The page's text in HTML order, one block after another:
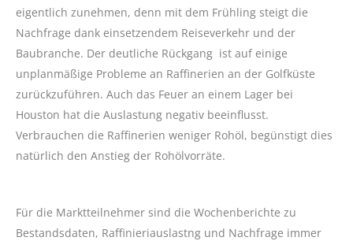
eigentlich zunehmen, denn mit dem Frühling steigt die
Nachfrage dank einsetzendem Reiseverkehr und der
Baubranche. Der deutliche Rückgang ist auf einige
unplanmäßige Probleme an Raffinerien an der Golfküste
zurückzuführen. Auch das Feuer an einem Lager bei
Houston hat die Auslastung negativ beeinflusst.
Verbrauchen die Raffinerien weniger Rohöl, begünstigt dies
natürlich den Anstieg der Rohölvorräte.
Für die Marktteilnehmer sind die Wochenberichte zu
Bestandsdaten, Raffinieriauslastng und Nachfrage immer